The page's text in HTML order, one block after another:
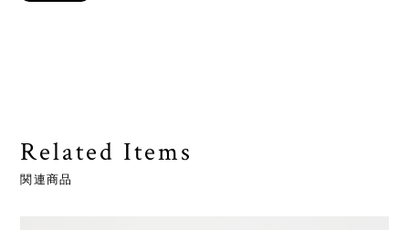
Related Items
関連商品